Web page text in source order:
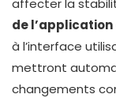
affecter la
de l’application
à l’interface
mettront
changements